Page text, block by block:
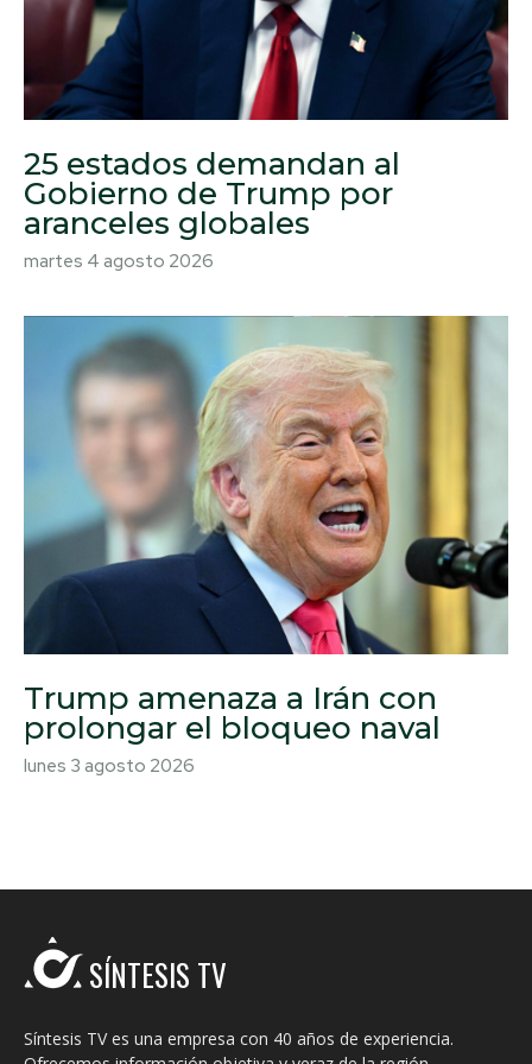
25 estados demandan al
Gobierno de Trump por
aranceles globales
martes 4 agosto 2026
Trump amenaza a Irán con
prolongar el bloqueo naval
lunes 3 agosto 2026
SÍNTESIS TV
Síntesis TV es una empresa con 40 años de experiencia.